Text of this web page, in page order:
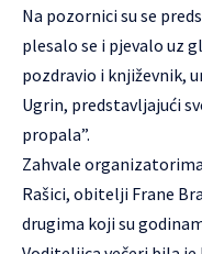
Na pozornici su se
plesalo se i pjevalo uz
pozdravio i književnik,
Ugrin, predstavljajući
propala”.
Zahvale
Rašici, obitelji Frane
drugima koji su